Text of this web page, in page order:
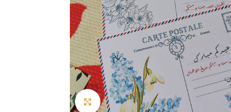
Click to enlarge